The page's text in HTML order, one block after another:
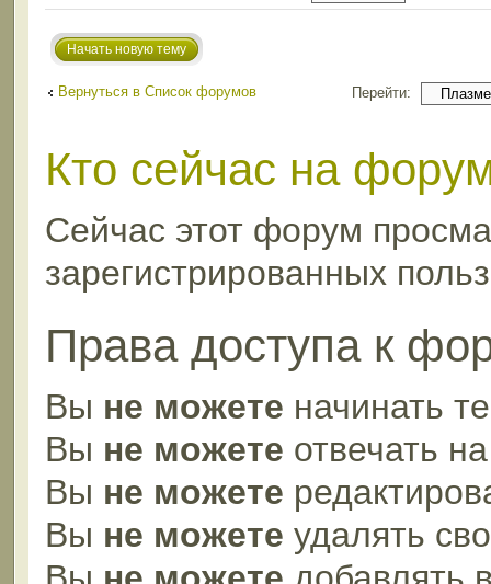
Начать новую тему
Вернуться в Список форумов Перейти:
Кто сейчас на
Сейчас этот форум
зарегистрированных
Права доступа к
Вы не можете начинать
Вы не можете отвечать
Вы не можете
Вы не можете удалять